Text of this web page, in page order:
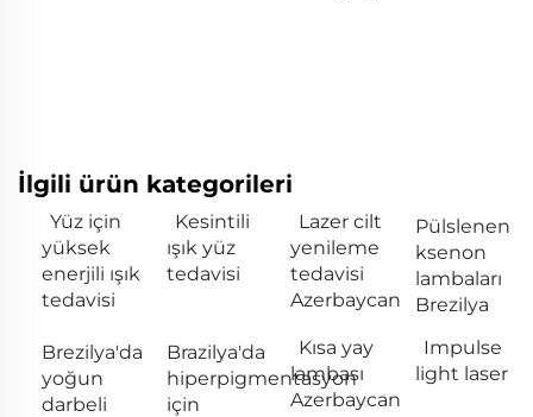
İlgili ürün kategorileri
Yüz için
yüksek
enerjili ışık
tedavisi
Kesintili
ışık yüz
tedavisi
Lazer cilt
yenileme
tedavisi
Azerbaycan
Pülslenen
ksenon
lambaları
Brezilya
Brezilya'da
yoğun
darbeli
Brazilya'da
hiperpigmentasyon
için
Kısa yay
lambası
Azerbaycan
Impulse
light laser